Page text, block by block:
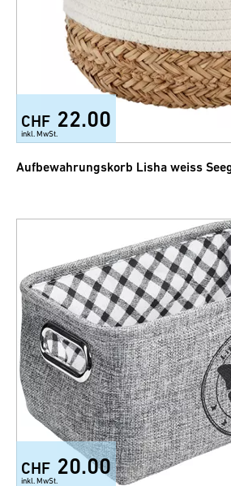
CHF 22.00
inkl. MwSt.
Aufbewahrungskorb Lisha weiss
CHF 20.00
inkl. MwSt.